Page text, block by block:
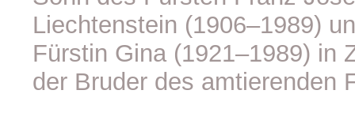
Liechtenstein (1906–1989)
Fürstin Gina (1921–1989) in
der Bruder des amtierenden